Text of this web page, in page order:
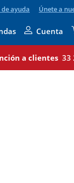
ayuda Únete a
Cuenta
a clientes 33